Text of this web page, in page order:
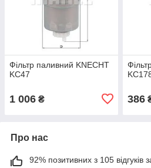
Фільтр паливний KNECHT
KC47
1 006 ₴ 386
Про нас
92% позитивних з 105 відгуків